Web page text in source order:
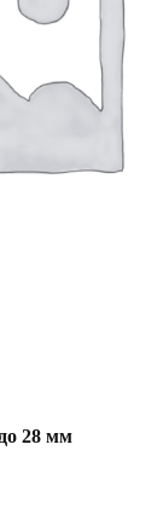
28 мм